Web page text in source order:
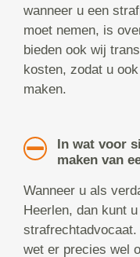
wanneer u een
moet nemen, is
bieden ook wij
kosten, zodat u
maken.
In wat voor
maken van
Wanneer u als
Heerlen, dan kunt
wet er precies wel